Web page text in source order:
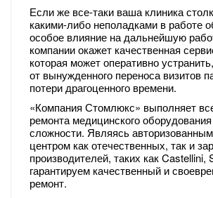
Если же все-таки ваша клиника
какими-либо неполадками в работе
особое влияние на дальнейшую
компании окажет качественная
которая может оперативно
от вынужденного переноса визитов
потери драгоценного времени.
«Компания Стомлюкс» выполняет
ремонта медицинского
сложности. Являясь
центром как отечественных, так и
производителей, таких как Castellini,
гарантируем качественный и
ремонт.